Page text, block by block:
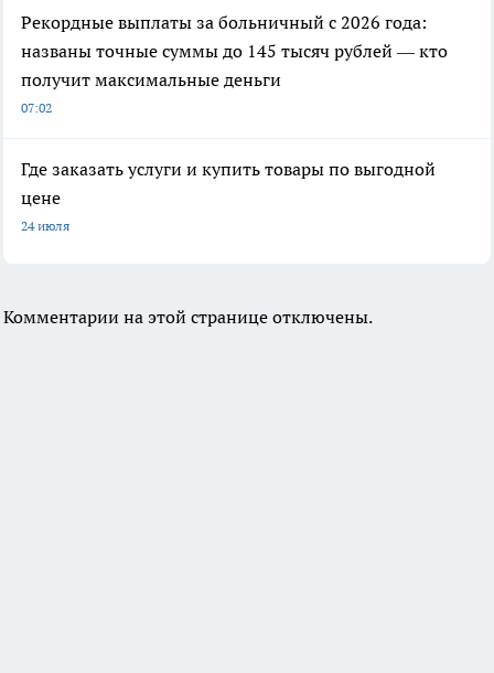
Рекордные выплаты за больничный с 2026 года:
названы точные суммы до 145 тысяч рублей — кто
получит максимальные деньги
07:02
Где заказать услуги и купить товары по выгодной
цене
24 июля
Комментарии на этой странице отключены.